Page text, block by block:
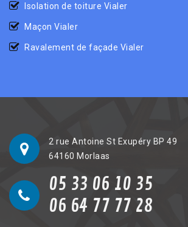
Isolation de toiture Vialer
Maçon Vialer
Ravalement de façade Vialer
2 rue Antoine St Exupéry BP 49
64160 Morlaas
05 33 06 10 35
06 64 77 77 28